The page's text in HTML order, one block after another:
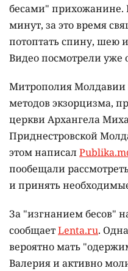
бесами" прихожанине.
минут, за это время
потоптать спину, шею
Видео посмотрели уже
Митрополия Молдавии
методов экзорцизма,
церкви Архангела
Приднестровской
этом написал
пообещали
и принять
За "изгнанием бесов"
сообщаетLenta.ru.
вероятно мать
Валерия и активно